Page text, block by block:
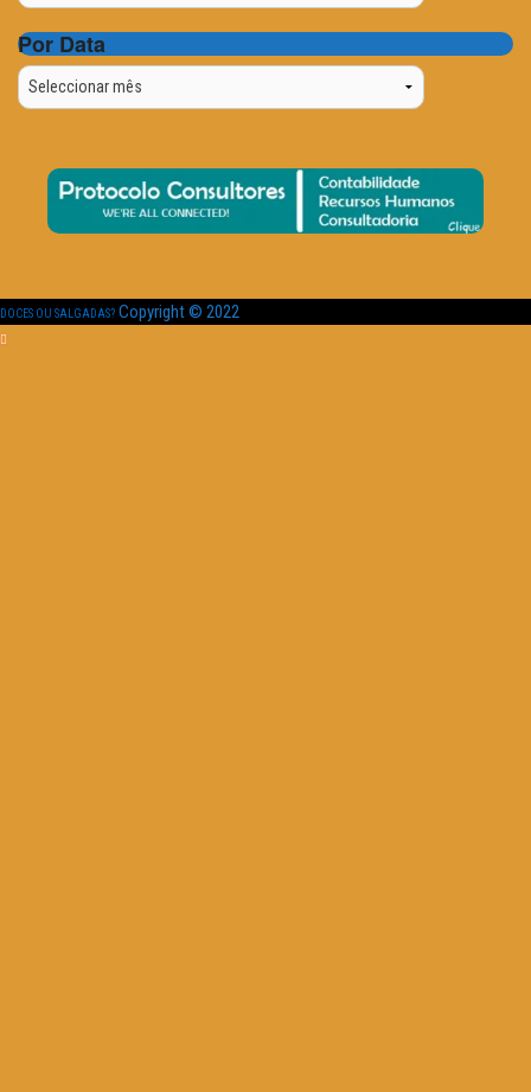
Por Data
Por
Data
DOCES OU SALGADAS? Copyright © 2022